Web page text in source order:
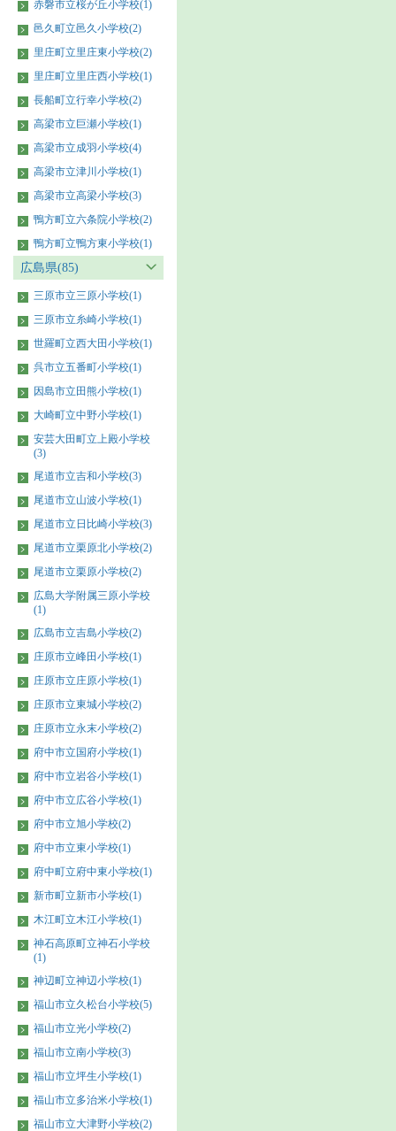
赤磐市立桜が丘小学校(1)
邑久町立邑久小学校(2)
里庄町立里庄東小学校(2)
里庄町立里庄西小学校(1)
長船町立行幸小学校(2)
高梁市立巨瀬小学校(1)
高梁市立成羽小学校(4)
高梁市立津川小学校(1)
高梁市立高梁小学校(3)
鴨方町立六条院小学校(2)
鴨方町立鴨方東小学校(1)
広島県(85)
三原市立三原小学校(1)
三原市立糸崎小学校(1)
世羅町立西大田小学校(1)
呉市立五番町小学校(1)
因島市立田熊小学校(1)
大崎町立中野小学校(1)
安芸大田町立上殿小学校
(3)
尾道市立吉和小学校(3)
尾道市立山波小学校(1)
尾道市立日比崎小学校(3)
尾道市立栗原北小学校(2)
尾道市立栗原小学校(2)
広島大学附属三原小学校
(1)
広島市立吉島小学校(2)
庄原市立峰田小学校(1)
庄原市立庄原小学校(1)
庄原市立東城小学校(2)
庄原市立永末小学校(2)
府中市立国府小学校(1)
府中市立岩谷小学校(1)
府中市立広谷小学校(1)
府中市立旭小学校(2)
府中市立東小学校(1)
府中町立府中東小学校(1)
新市町立新市小学校(1)
木江町立木江小学校(1)
神石高原町立神石小学校
(1)
神辺町立神辺小学校(1)
福山市立久松台小学校(5)
福山市立光小学校(2)
福山市立南小学校(3)
福山市立坪生小学校(1)
福山市立多治米小学校(1)
福山市立大津野小学校(2)